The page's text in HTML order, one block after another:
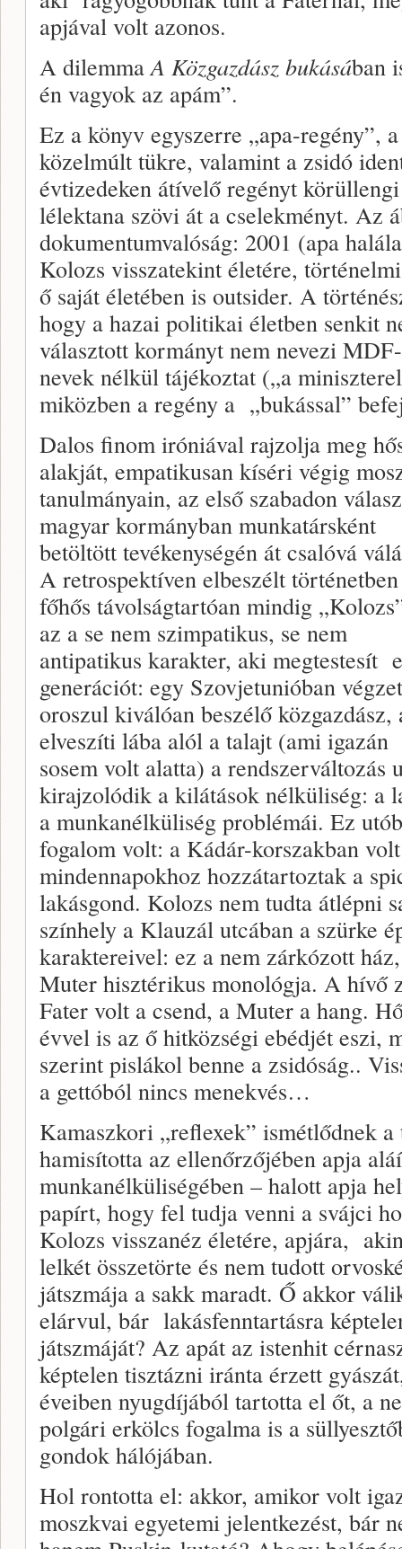
apjával volt azonos.
A dilemmaA Közgazdász bukásában
én vagyok az apám”.
Ez a könyv egyszerre „apa-regény”,
közelmúlt tükre, valamint a zsidó
évtizedeken átívelő regényt
lélektana szövi át a cselekményt. Az
dokumentumvalóság: 2001 (apa
Kolozs visszatekint életére,
ő saját életében is outsider. A
hogy a hazai politikai életben senkit
választott kormányt nem nevezi
nevek nélkül tájékoztat („a
miközben a regény a „bukással”
Dalos finom iróniával rajzolja meg
alakját, empatikusan kíséri végig
tanulmányain, az első szabadon
magyar kormányban munkatársként
betöltött tevékenységén át csalóvá
A retrospektíven elbeszélt
főhős távolságtartóan mindig
az a se nem szimpatikus, se nem
antipatikus karakter, aki megtestesít
generációt: egy Szovjetunióban
oroszul kiválóan beszélő közgazdász,
elveszíti lába alól a talajt (ami igazán
sosem volt alatta) a rendszerváltozás
kirajzolódik a kilátások nélküliség: a
a munkanélküliség problémái. Ez
fogalom volt: a Kádár-korszakban
mindennapokhoz hozzátartoztak a
lakásgond. Kolozs nem tudta átlépni
színhely a Klauzál utcában a szürke
karaktereivel: ez a nem zárkózott
Muter hisztérikus monológja. A hívő
Fater volt a csend, a Muter a hang.
évvel is az ő hitközségi ebédjét eszi,
szerint pislákol benne a zsidóság..
a gettóból nincs menekvés…
Kamaszkori „reflexek” ismétlődnek
hamisította az ellenőrzőjében apja
munkanélküliségében – halott apja
papírt, hogy fel tudja venni a svájci
Kolozs visszanéz életére, apjára,
lelkét összetörte és nem tudott
játszmája a sakk maradt. Ő akkor
elárvul, bár lakásfenntartásra
játszmáját? Az apát az istenhit
képtelen tisztázni iránta érzett
éveiben nyugdíjából tartotta el őt, a
polgári erkölcs fogalma is a
gondok hálójában.
Hol rontotta el: akkor, amikor volt
moszkvai egyetemi jelentkezést, bár